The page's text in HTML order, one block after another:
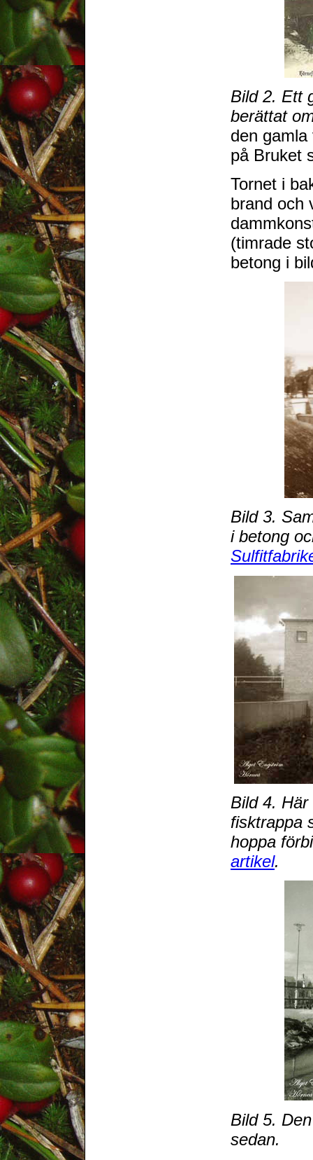
Bild 2. Ett
berättat
den
på Bruket
Tornet i
brand och
(timrade
betong i
Bild 3.
i betong
Bild 4.
fisktrappa
hoppa
artikel.
Bild 5.
sedan.